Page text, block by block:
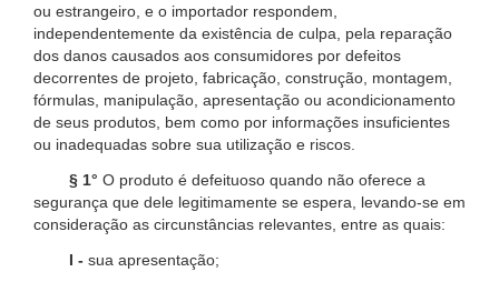
ou estrangeiro, e o importador respondem,
independentemente da existência de culpa, pela reparação
dos danos causados aos consumidores por defeitos
decorrentes de projeto, fabricação, construção, montagem,
fórmulas, manipulação, apresentação ou acondicionamento
de seus produtos, bem como por informações insuficientes
ou inadequadas sobre sua utilização e riscos.
§ 1° O produto é defeituoso quando não oferece a
segurança que dele legitimamente se espera, levando-se em
consideração as circunstâncias relevantes, entre as quais:
I - sua apresentação;